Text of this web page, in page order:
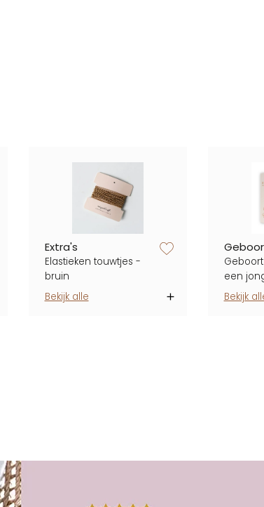
zet op verlanglijstje zet op verlanglijstje
Extra's
Elastieken touwtjes -
bruin
Bekijk alle
een
Bekijk